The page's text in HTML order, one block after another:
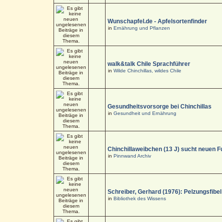
Wunschapfel.de - Apfelsortenfinder
in Ernährung und Pflanzen
walk&talk Chile Sprachführer
in Wilde Chinchillas, wildes Chile
Gesundheitsvorsorge bei Chinchillas
in Gesundheit und Ernährung
Chinchillaweibchen (13 J) sucht neuen
in Pinnwand Archiv
Schreiber, Gerhard (1976): Pelzungsfibel
in Bibliothek des Wissens